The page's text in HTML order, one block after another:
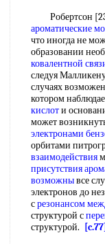
Робертсон
ароматические
что иногда не
образовании
ковалентной
следуя
случаях возможен
котором
кислоти
может
электронами
орбитами
взаимодействия
присутствия
возможнывсе
электронов до
срезонансом
структурой с
структурой.
[c.77]